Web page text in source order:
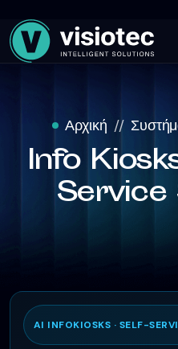
Αρχική
Info
AI INFOKIOSKS · SELF-